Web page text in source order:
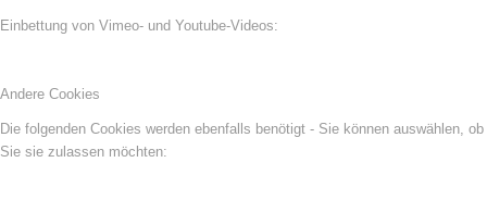
Einbettung von Vimeo- und Youtube-Videos:
Andere Cookies
Die folgenden Cookies werden ebenfalls benötigt - Sie können auswählen, ob
Sie sie zulassen möchten: